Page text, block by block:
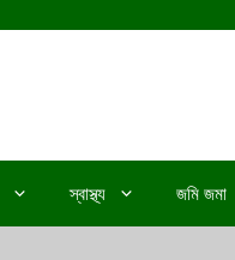
স্বাস্থ্য জমি জমা